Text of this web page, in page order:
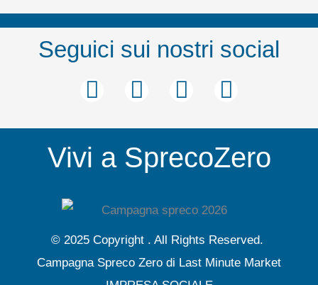
Seguici sui nostri social
F
c
e
o
o
k
T
i
t
e
r
Y
u
t
b
e
I
s
t
g
r
a
Vivi a SprecoZero
© 2025 Copyright . All Rights Reserved.
Campagna Spreco Zero di Last Minute Market